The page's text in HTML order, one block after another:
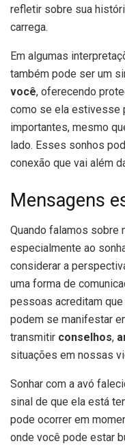
refletir sobre sua
carrega.
Em algumas
também pode ser um
você, oferecendo
como se ela estivesse
importantes, mesmo
lado. Esses sonhos
conexão que vai além
Mensagens
Quando falamos sobre
especialmente ao
considerar a
uma forma de
pessoas acreditam
podem se manifestar
transmitir conselhos,
situações em nossas
Sonhar com a avó
sinal de que ela está
pode ocorrer em
onde você pode estar